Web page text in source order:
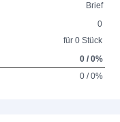
Brief
0
für 0 Stück
0 / 0%
0 / 0%